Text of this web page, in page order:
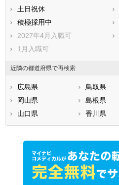
土日祝休
積極採用中
2027年4月入職可
1月入職可
近隣の都道府県で再検索
広島県 鳥取県
岡山県
島根県
山口県
香川県